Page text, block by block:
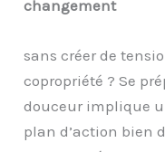
changement
sans créer de
copropriété ? Se
douceur implique
plan d’action bien